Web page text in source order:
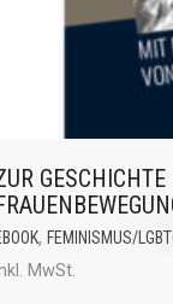
, FEMINISMUS/
MwSt.